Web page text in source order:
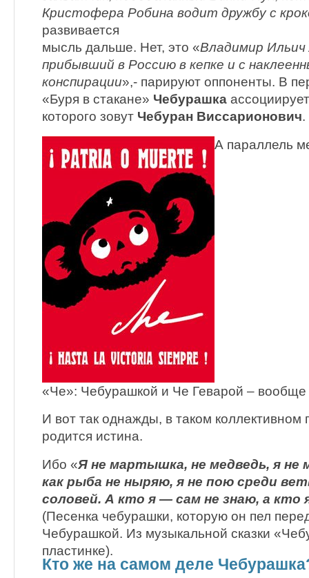
Кристофера Робина водит дружбу с
развивается
мысль дальше. Нет, это «Владимир
прибывший в Россию в кепке и с
конспирации»,- парируют оппоненты. В
«Буря в стакане» Чебурашка
которого зовут Чебуран Виссарионович.
А параллель
«Че»: Чебурашкой и Че Геварой – вообще
И вот так однажды, в таком коллективном
родится истина.
Ибо «Я не мартышка, не медведь, я не
как рыба не ныряю, я не пою среди
соловей. А кто я — сам не знаю, а кто
(Песенка чебурашки, которую он пел
Чебурашкой. Из музыкальной сказки
пластинке).
Кто же на самом деле